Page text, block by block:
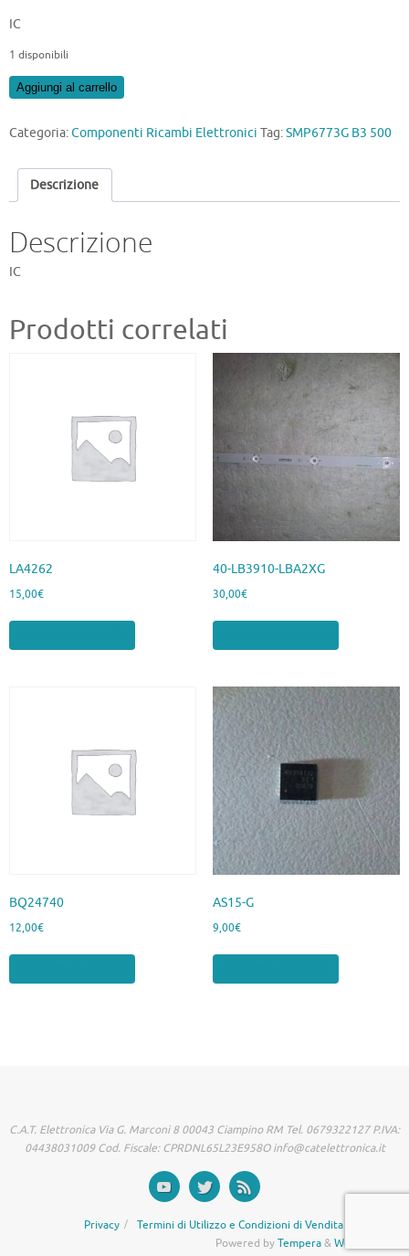
IC
1 disponibili
SMP6773G
500
quantità
Aggiungi al carrello
Categoria:Componenti Ricambi Elettronici Tag:SMP6773G B3 500
Descrizione
Descrizione
IC
Prodotti correlati
LA4262
15,00€
40-LB3910-LBA2XG
30,00€
BQ24740
12,00€
AS15-G
9,00€
C.A.T. Elettronica Via G. Marconi 8 00043 Ciampino RM Tel. 0679322127 P.IVA:
04438031009 Cod. Fiscale: CPRDNL65L23E958O info@catelettronica.it
Privacy
Termini di Utilizzo e Condizioni di Vendita
Powered byTempera&WordPress.